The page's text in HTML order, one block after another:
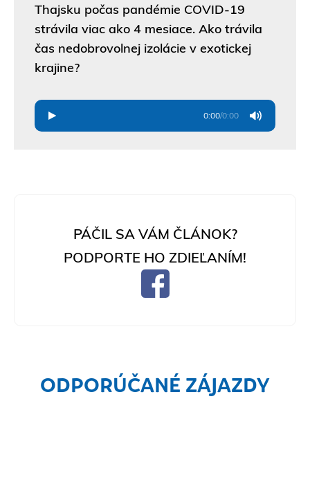
Thajsku počas pandémie COVID-19
strávila viac ako 4 mesiace. Ako trávila
čas nedobrovolnej izolácie v exotickej
krajine?
0:00/0:00
PÁČIL SA VÁM ČLÁNOK?
PODPORTE HO ZDIEĽANÍM!
ODPORÚČANÉ ZÁJAZDY